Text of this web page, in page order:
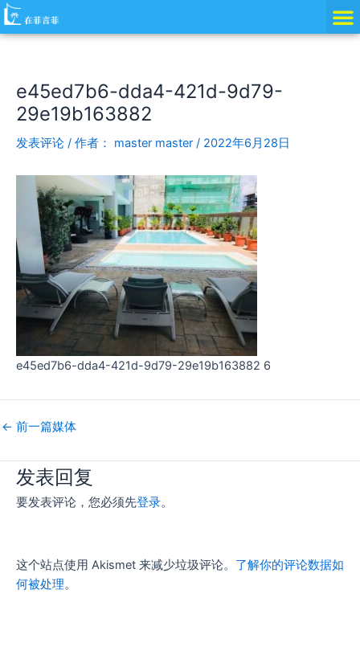
跳
至
e45ed7b6-dda4-421d-9d79-
29e19b163882
发表评论 / 作者： master master / 2022年6月28日
e45ed7b6-dda4-421d-9d79-29e19b163882 6
Post
navigation
← 前一篇媒体
发表回复
要发表评论，您必须先登录。
这个站点使用 Akismet 来减少垃圾评论。 了解你的评论数据如
何被处理。